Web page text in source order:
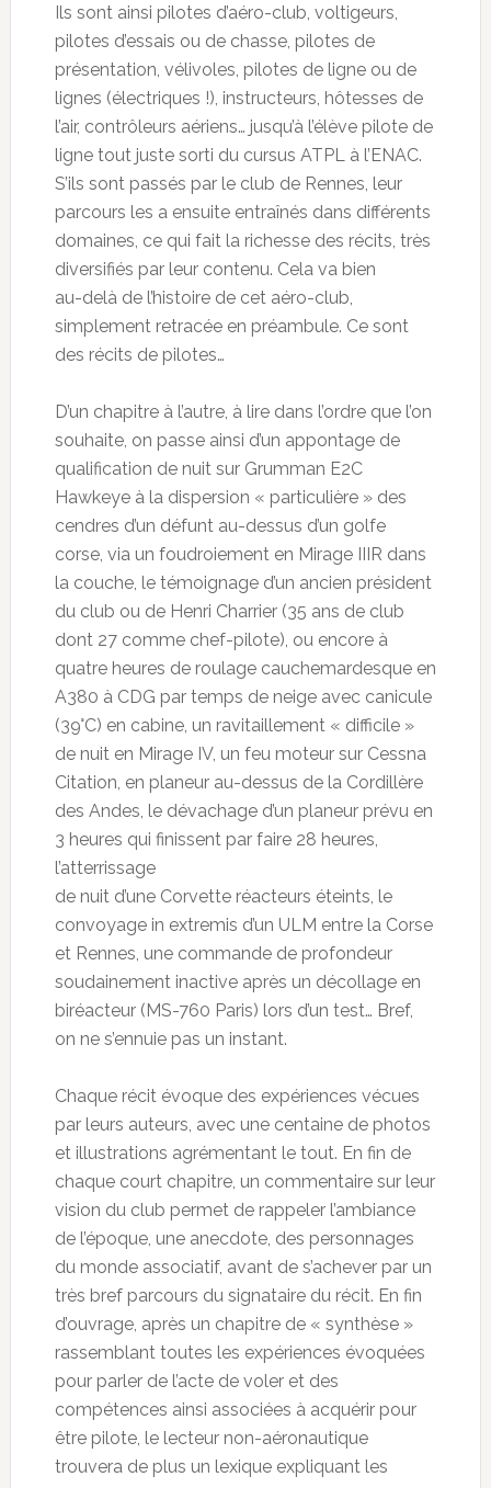
Ils sont ainsi pilotes d’aéro-club, voltigeurs,
pilotes d’essais ou de chasse, pilotes de
présentation, vélivoles, pilotes de ligne ou de
lignes (électriques !), instructeurs, hôtesses de
l’air, contrôleurs aériens… jusqu’à l’élève pilote de
ligne tout juste sorti du cursus ATPL à l’ENAC.
S’ils sont passés par le club de Rennes, leur
parcours les a ensuite entraînés dans différents
domaines, ce qui fait la richesse des récits, très
diversifiés par leur contenu. Cela va bien
au-delà de l’histoire de cet aéro-club,
simplement retracée en préambule. Ce sont
des récits de pilotes…
D’un chapitre à l’autre, à lire dans l’ordre que l’on
souhaite, on passe ainsi d’un appontage de
qualification de nuit sur Grumman E2C
Hawkeye à la dispersion « particulière » des
cendres d’un défunt au-dessus d’un golfe
corse, via un foudroiement en Mirage IIIR dans
la couche, le témoignage d’un ancien président
du club ou de Henri Charrier (35 ans de club
dont 27 comme chef-pilote), ou encore à
quatre heures de roulage cauchemardesque en
A380 à CDG par temps de neige avec canicule
(39°C) en cabine, un ravitaillement « difficile »
de nuit en Mirage IV, un feu moteur sur Cessna
Citation, en planeur au-dessus de la Cordillère
des Andes, le dévachage d’un planeur prévu en
3 heures qui finissent par faire 28 heures,
l’atterrissage
de nuit d’une Corvette réacteurs éteints, le
convoyage in extremis d’un ULM entre la Corse
et Rennes, une commande de profondeur
soudainement inactive après un décollage en
biréacteur (MS-760 Paris) lors d’un test… Bref,
on ne s’ennuie pas un instant.
Chaque récit évoque des expériences vécues
par leurs auteurs, avec une centaine de photos
et illustrations agrémentant le tout. En fin de
chaque court chapitre, un commentaire sur leur
vision du club permet de rappeler l’ambiance
de l’époque, une anecdote, des personnages
du monde associatif, avant de s’achever par un
très bref parcours du signataire du récit. En fin
d’ouvrage, après un chapitre de « synthèse »
rassemblant toutes les expériences évoquées
pour parler de l’acte de voler et des
compétences ainsi associées à acquérir pour
être pilote, le lecteur non-aéronautique
trouvera de plus un lexique expliquant les